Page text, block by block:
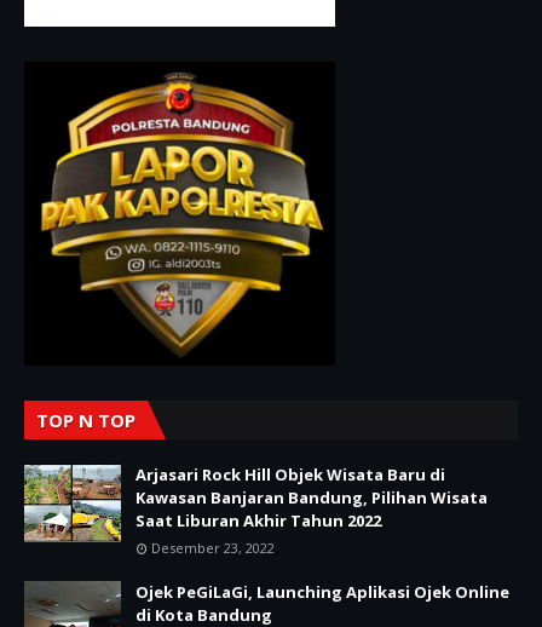
TOP N TOP
Arjasari Rock Hill Objek Wisata Baru di
Kawasan Banjaran Bandung, Pilihan Wisata
Saat Liburan Akhir Tahun 2022
Desember 23, 2022
Ojek PeGiLaGi, Launching Aplikasi Ojek Online
di Kota Bandung